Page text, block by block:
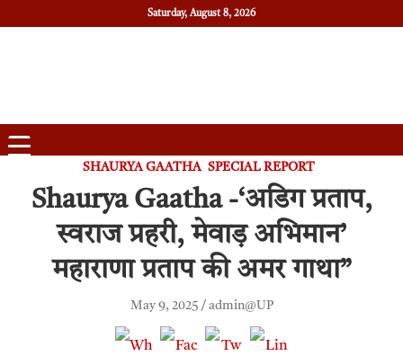
Saturday, August 8, 2026
SHAURYA GAATHA SPECIAL REPORT
Shaurya Gaatha -‘अडिग प्रताप,
स्वराज प्रहरी, मेवाड़ अभिमान’
महाराणा प्रताप की अमर गाथा”
May 9, 2025 admin@UP